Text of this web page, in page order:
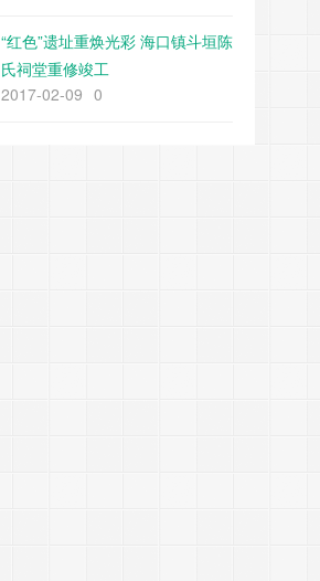
“红色”遗址重焕光彩 海口镇斗垣陈
氏祠堂重修竣工
2017-02-09 0